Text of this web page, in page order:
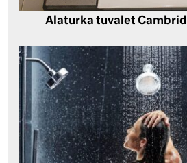
Alaturka tuvalet